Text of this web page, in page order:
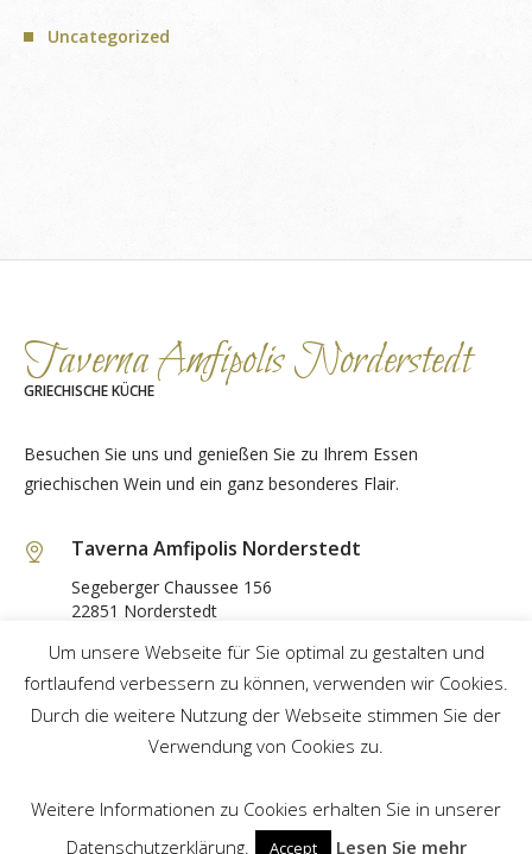
Uncategorized
Taverna Amfipolis Norderstedt
GRIECHISCHE KÜCHE
Besuchen Sie uns und genießen Sie zu Ihrem Essen
griechischen Wein und ein ganz besonderes Flair.
Taverna Amfipolis Norderstedt
Segeberger Chaussee 156
22851 Norderstedt
040 64 66 81 04
GET DIRECTIONS
Um unsere Webseite für Sie optimal zu gestalten und
fortlaufend verbessern zu können, verwenden wir Cookies.
Durch die weitere Nutzung der Webseite stimmen Sie der
Verwendung von Cookies zu.
Weitere Informationen zu Cookies erhalten Sie in unserer
Datenschutzerklärung.
Accept Lesen Sie mehr